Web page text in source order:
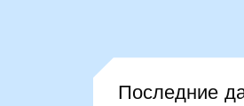
Последние